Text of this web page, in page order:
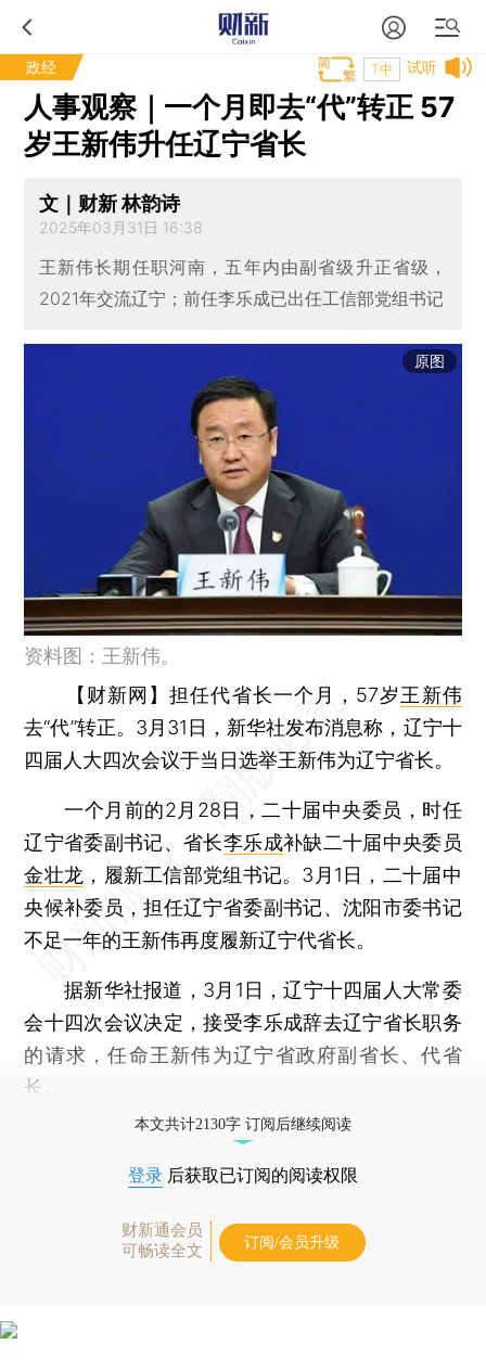
政经 试听
T中
人事观察｜一个月即去“代”转正 57
岁王新伟升任辽宁省长
文｜财新 林韵诗
2025年03月31日 16:38
王新伟长期任职河南，五年内由副省级升正省级，
2021年交流辽宁；前任李乐成已出任工信部党组书记
原图
资料图：王新伟。
【财新网】担任代省长一个月，57岁王新伟
去“代”转正。3月31日，新华社发布消息称，辽宁十
四届人大四次会议于当日选举王新伟为辽宁省长。
一个月前的2月28日，二十届中央委员，时任
辽宁省委副书记、省长李乐成补缺二十届中央委员
金壮龙 ，履新工信部党组书记。3月1日，二十届中
央候补委员，担任辽宁省委副书记、沈阳市委书记
不足一年的王新伟再度履新辽宁代省长。
据新华社报道，3月1日，辽宁十四届人大常委
会十四次会议决定，接受李乐成辞去辽宁省长职务
的请求，任命王新伟为辽宁省政府副省长、代省
长。
本文共计2130字 订阅后继续阅读
登录 后获取已订阅的阅读权限
财新通会员
可畅读全文
订阅/会员升级